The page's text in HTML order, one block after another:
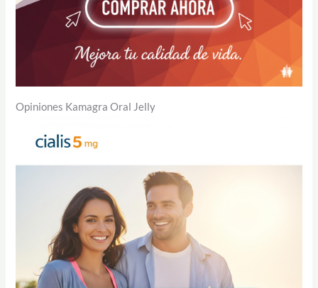
Opiniones Kamagra Oral Jelly